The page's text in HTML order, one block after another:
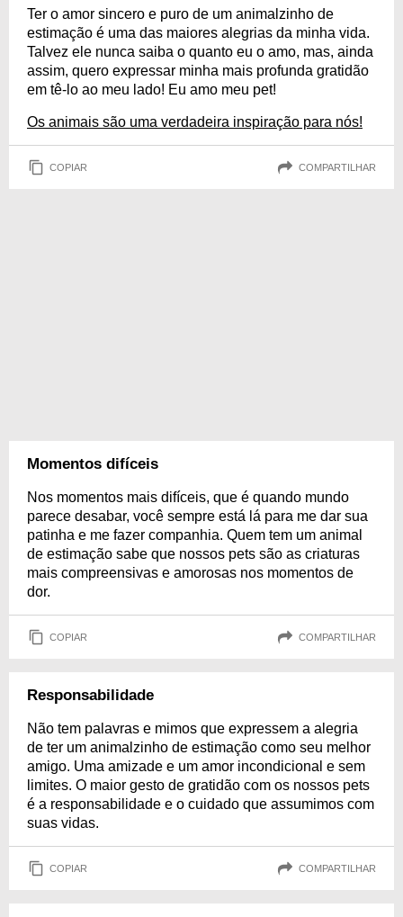
Ter o amor sincero e puro de um animalzinho de
estimação é uma das maiores alegrias da minha vida.
Talvez ele nunca saiba o quanto eu o amo, mas, ainda
assim, quero expressar minha mais profunda gratidão
em tê-lo ao meu lado! Eu amo meu pet!
Os animais são uma verdadeira inspiração para nós!
COPIAR COMPARTILHAR
Momentos difíceis
Nos momentos mais difíceis, que é quando mundo
parece desabar, você sempre está lá para me dar sua
patinha e me fazer companhia. Quem tem um animal
de estimação sabe que nossos pets são as criaturas
mais compreensivas e amorosas nos momentos de
dor.
COPIAR COMPARTILHAR
Responsabilidade
Não tem palavras e mimos que expressem a alegria
de ter um animalzinho de estimação como seu melhor
amigo. Uma amizade e um amor incondicional e sem
limites. O maior gesto de gratidão com os nossos pets
é a responsabilidade e o cuidado que assumimos com
suas vidas.
COPIAR COMPARTILHAR